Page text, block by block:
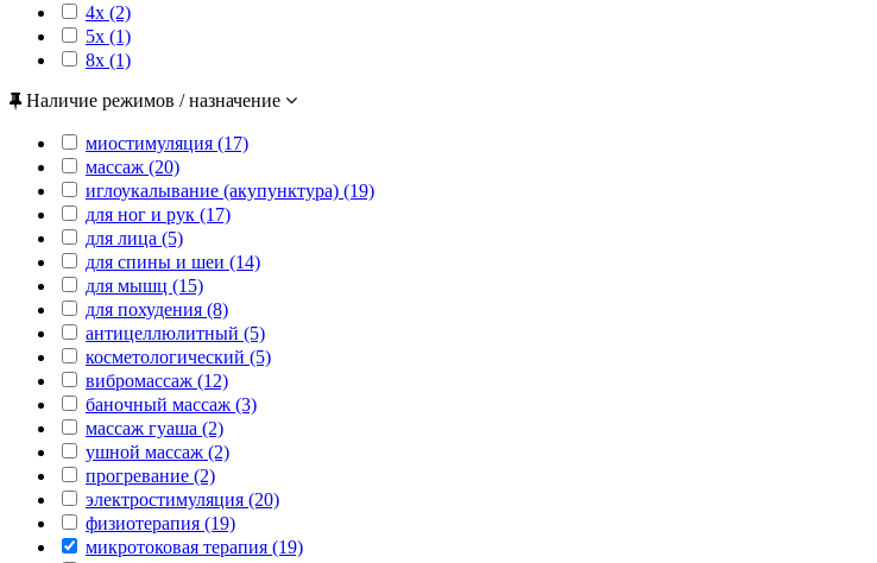
4x (2)
5x (1)
8x (1)
Наличие режимов / назначение
миостимуляция (17)
массаж (20)
иглоукалывание (акупунктура) (19)
для ног и рук (17)
для лица (5)
для спины и шеи (14)
для мышц (15)
для похудения (8)
антицеллюлитный (5)
косметологический (5)
вибромассаж (12)
баночный массаж (3)
массаж гуаша (2)
ушной массаж (2)
прогревание (2)
электростимуляция (20)
физиотерапия (19)
микротоковая терапия (19)